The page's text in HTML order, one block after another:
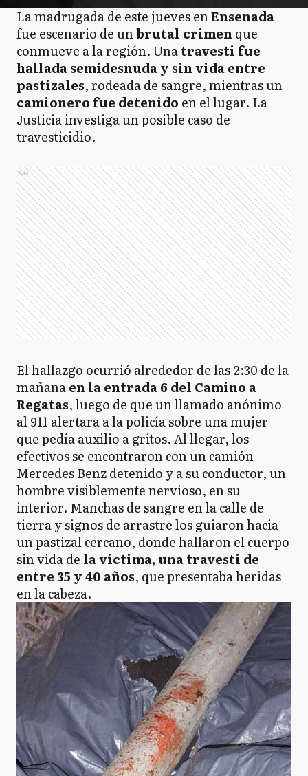
La madrugada de este jueves enEnsenada
fue escenario de unbrutal crimen que
conmueve a la región. Unatravesti fue
hallada semidesnuda y sin vida entre
pastizales, rodeada de sangre, mientras un
camionero fue detenido en el lugar. La
Justicia investiga un posible caso de
travesticidio.
Ads
El hallazgo ocurrió alrededor de las 2:30 de la
mañanaen la entrada 6 del Camino a
Regatas, luego de que un llamado anónimo
al 911 alertara a la policía sobre una mujer
que pedía auxilio a gritos. Al llegar, los
efectivos se encontraron con un camión
Mercedes Benz detenido y a su conductor, un
hombre visiblemente nervioso, en su
interior. Manchas de sangre en la calle de
tierra y signos de arrastre los guiaron hacia
un pastizal cercano, donde hallaron el cuerpo
sin vida de la víctima, una travesti de
entre 35 y 40 años, que presentaba heridas
en la cabeza.